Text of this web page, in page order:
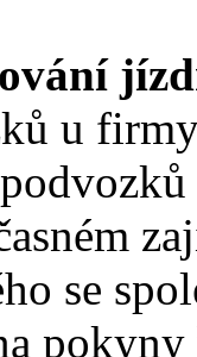
u
se